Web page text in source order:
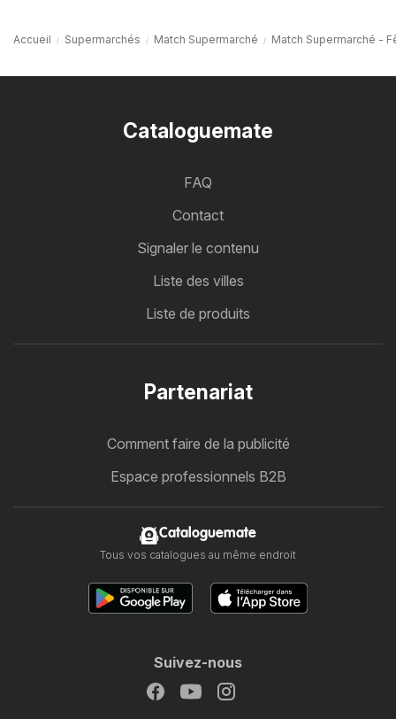
Accueil Supermarchés Match Supermarché Match Supermarché -
Cataloguemate
FAQ
Contact
Signaler le contenu
Liste des villes
Liste de produits
Partenariat
Comment faire de la publicité
Espace professionnels B2B
Cataloguemate
Tous vos catalogues au même endroit
Suivez-nous